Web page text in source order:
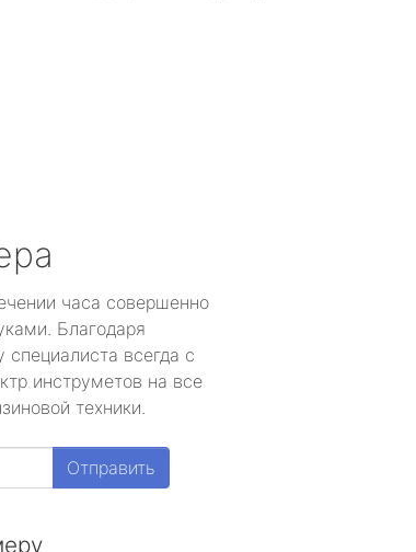
часа совершенно
Благодаря
всегда с
инструметов на все
техники.
Отправить